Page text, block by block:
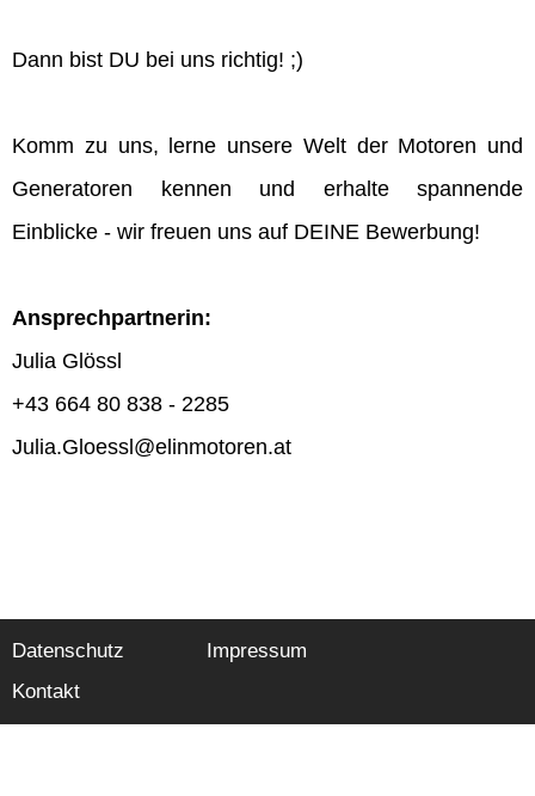
Dann bist DU bei uns richtig! ;)
Komm zu uns, lerne unsere Welt der Motoren und
Generatoren kennen und erhalte spannende
Einblicke - wir freuen uns auf DEINE Bewerbung!
Ansprechpartnerin:
Julia Glössl
+43 664 80 838 - 2285
Julia.Gloessl@elinmotoren.at
Datenschutz
Impressum
Kontakt